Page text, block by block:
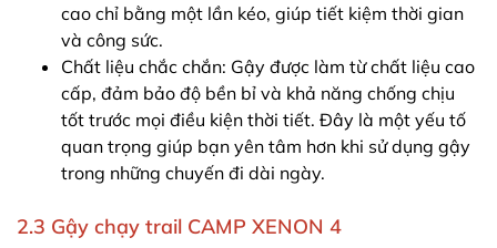
cao chỉ bằng một lần kéo, giúp tiết kiệm thời gian
và công sức.
Chất liệu chắc chắn: Gậy được làm từ chất liệu cao
cấp, đảm bảo độ bền bỉ và khả năng chống chịu
tốt trước mọi điều kiện thời tiết. Đây là một yếu tố
quan trọng giúp bạn yên tâm hơn khi sử dụng gậy
trong những chuyến đi dài ngày.
2.3 Gậy chạy trail CAMP XENON 4